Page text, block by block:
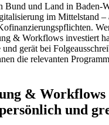
Bund und Land in Baden-
im Mittelstand
& Workflows investiert
gerät bei
die relevanten
& Workflows
und